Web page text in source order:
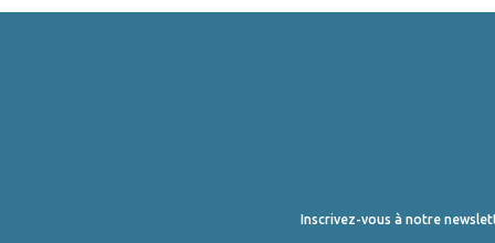
Inscrivez-vous à notre